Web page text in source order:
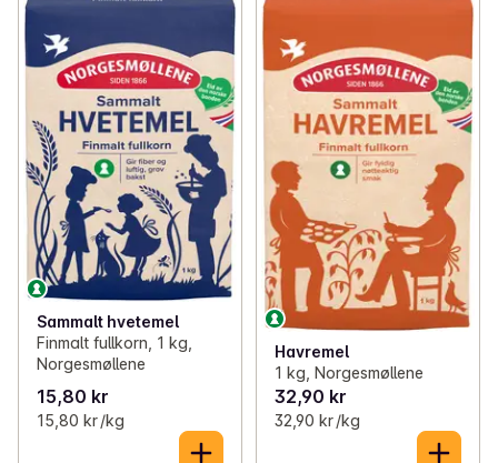
Sammalt hvetemel
Finmalt fullkorn, 1 kg,
Norgesmøllene
15,80 kr
15,80 kr /kg
Havremel
1 kg, Norgesmøllene
32,90 kr
32,90 kr /kg